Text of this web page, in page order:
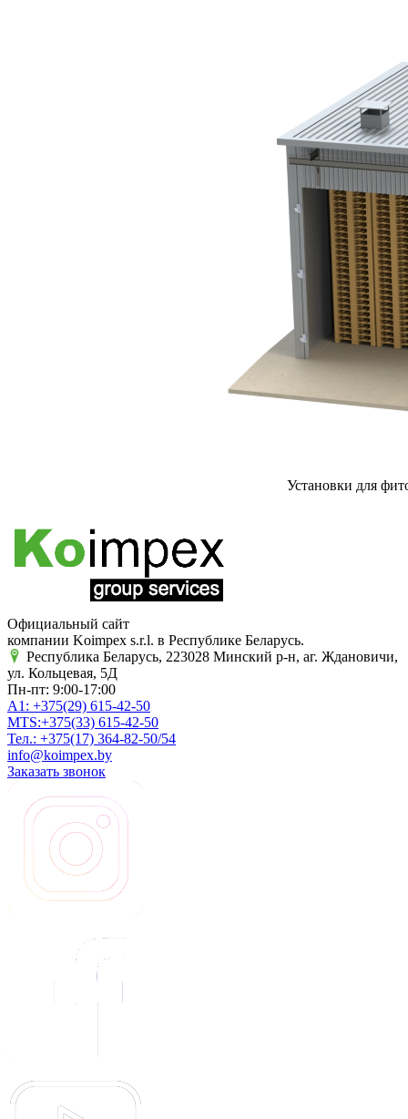
Установки для
Официальный сайт
компании Koimpex s.r.l. в Республике Беларусь.
Республика Беларусь, 223028 Минский р-н, аг. Ждановичи,
ул. Кольцевая, 5Д
Пн-пт: 9:00-17:00
A1: +375(29) 615-42-50
MTS:+375(33) 615-42-50
Тел.: +375(17) 364-82-50/54
info@koimpex.by
Заказать звонок